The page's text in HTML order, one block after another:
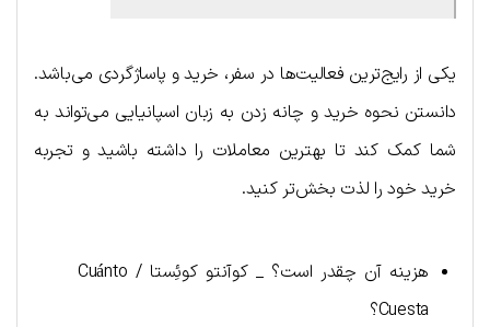
یکی از رایج‌ترین فعالیت‌ها در سفر، خرید و پاساژگردی می‌باشد.
دانستن نحوه خرید و چانه زدن به زبان اسپانیایی می‌تواند به
شما کمک کند تا بهترین معاملات را داشته باشید و تجربه
خرید خود را لذت بخش‌تر کنید.
هزینه آن چقدر است؟ _ کوآنتو کوئِستا / Cuánto
Cuesta؟